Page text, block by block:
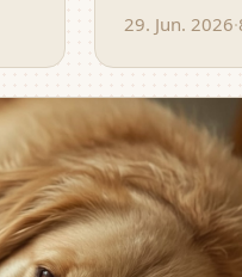
29. Jun. 2026·